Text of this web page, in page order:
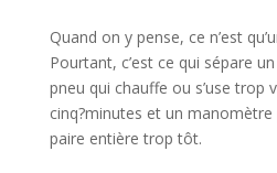
Quand on y pense, ce n’est
Pourtant, c’est ce qui sépare
pneu qui chauffe ou s’use trop
cinq?minutes et un
paire entière trop tôt.